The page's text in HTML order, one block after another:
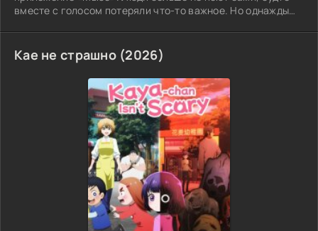
вместе с голосом потеряли что-то важное. Но однажды
пение — то, чего в этом мире не должно
Кае не страшно (2026)